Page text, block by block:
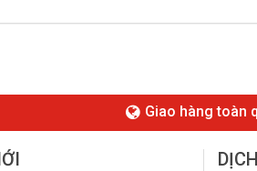
Giao hàng toàn